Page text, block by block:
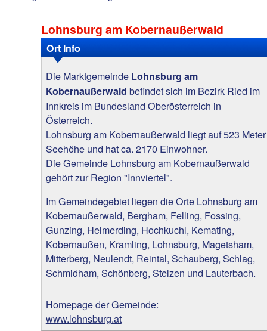
Lohnsburg am Kobernaußerwald
Ort Info
Die Marktgemeinde Lohnsburg am
Kobernaußerwald befindet sich im Bezirk Ried im
Innkreis im Bundesland Oberösterreich in
Österreich.
Lohnsburg am Kobernaußerwald liegt auf 523 Meter
Seehöhe und hat ca. 2170 Einwohner.
Die Gemeinde Lohnsburg am Kobernaußerwald
gehört zur Region "Innviertel".
Im Gemeindegebiet liegen die Orte Lohnsburg am
Kobernaußerwald, Bergham, Felling, Fossing,
Gunzing, Helmerding, Hochkuchl, Kemating,
Kobernaußen, Kramling, Lohnsburg, Magetsham,
Mitterberg, Neulendt, Reintal, Schauberg, Schlag,
Schmidham, Schönberg, Stelzen und Lauterbach.
Homepage der Gemeinde:
www.lohnsburg.at